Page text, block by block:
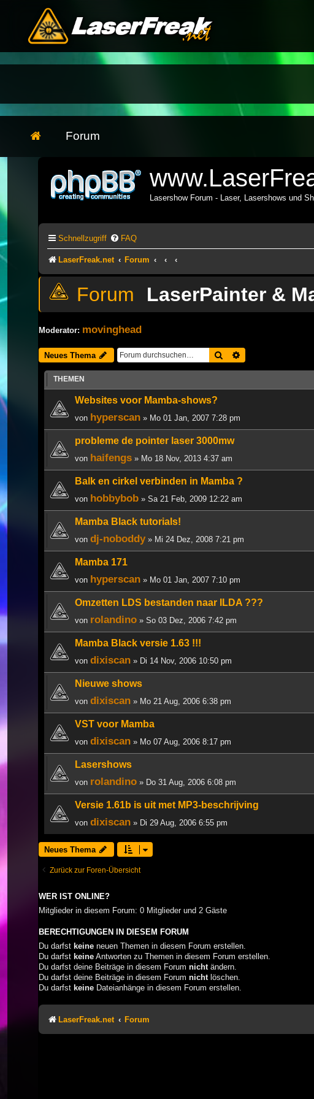
Forum
Lasershow Forum - Laser, Lasershows und
Schnellzugriff FAQ
LaserFreak.net Forum
LaserPainter &
Moderator: movinghead
Neues Thema Suche
THEMEN
Websites voor Mamba-shows?
von hyperscan » Mo 01 Jan, 2007 7:28 pm
probleme de pointer laser 3000mw
von haifengs » Mo 18 Nov, 2013 4:37 am
Balk en cirkel verbinden in Mamba ?
von hobbybob » Sa 21 Feb, 2009 12:22 am
Mamba Black tutorials!
von dj-noboddy» Mi 24 Dez, 2008 7:21 pm
Mamba 171
von hyperscan » Mo 01 Jan, 2007 7:10 pm
Omzetten LDS bestanden naar ILDA ???
von rolandino » So 03 Dez, 2006 7:42 pm
Mamba Black versie 1.63 !!!
von dixiscan » Di 14 Nov, 2006 10:50 pm
Nieuwe shows
von dixiscan » Mo 21 Aug, 2006 6:38 pm
VST voor Mamba
von dixiscan » Mo 07 Aug, 2006 8:17 pm
Lasershows
von rolandino » Do 31 Aug, 2006 6:08 pm
Versie 1.61b is uit met MP3-beschrijving
von dixiscan » Di 29 Aug, 2006 6:55 pm
Neues Thema
Zurück zur Foren-Übersicht
WER IST ONLINE?
Mitglieder in diesem Forum: 0 Mitglieder und 2 Gäste
BERECHTIGUNGEN IN DIESEM FORUM
Du darfst keine neuen Themen in diesem Forum erstellen.
Du darfst keine Antworten zu Themen in diesem Forum erstellen.
Du darfst deine Beiträge in diesem Forum nicht ändern.
Du darfst deine Beiträge in diesem Forum nicht löschen.
Du darfst keine Dateianhänge in diesem Forum erstellen.
LaserFreak.net Forum